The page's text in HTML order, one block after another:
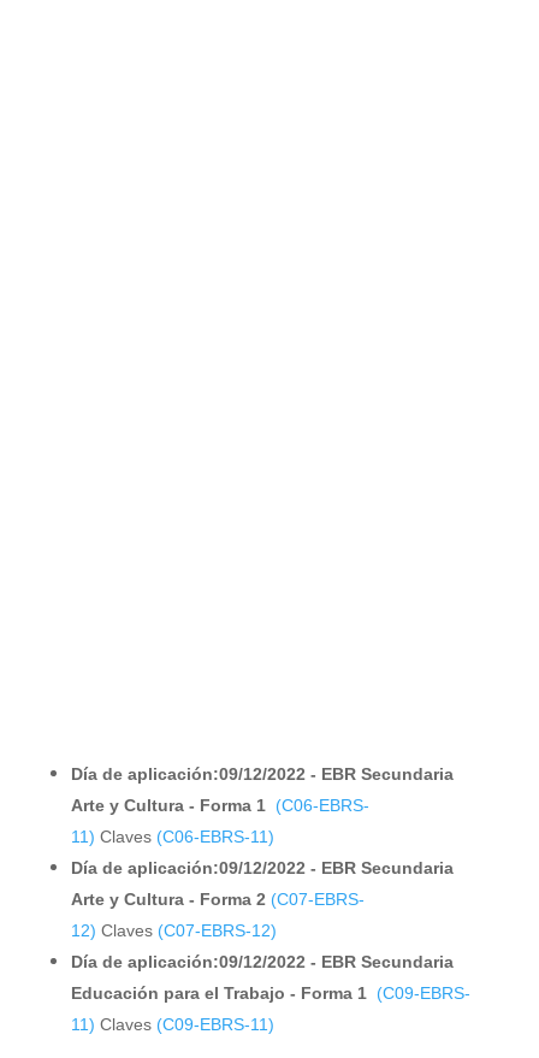
Día de aplicación:09/12/2022 - EBR Secundaria
Arte y Cultura - Forma 1 (C06-EBRS-
11) Claves (C06-EBRS-11)
Día de aplicación:09/12/2022 - EBR Secundaria
Arte y Cultura - Forma 2 (C07-EBRS-
12) Claves (C07-EBRS-12)
Día de aplicación:09/12/2022 - EBR Secundaria
Educación para el Trabajo - Forma 1 (C09-EBRS-
11) Claves (C09-EBRS-11)